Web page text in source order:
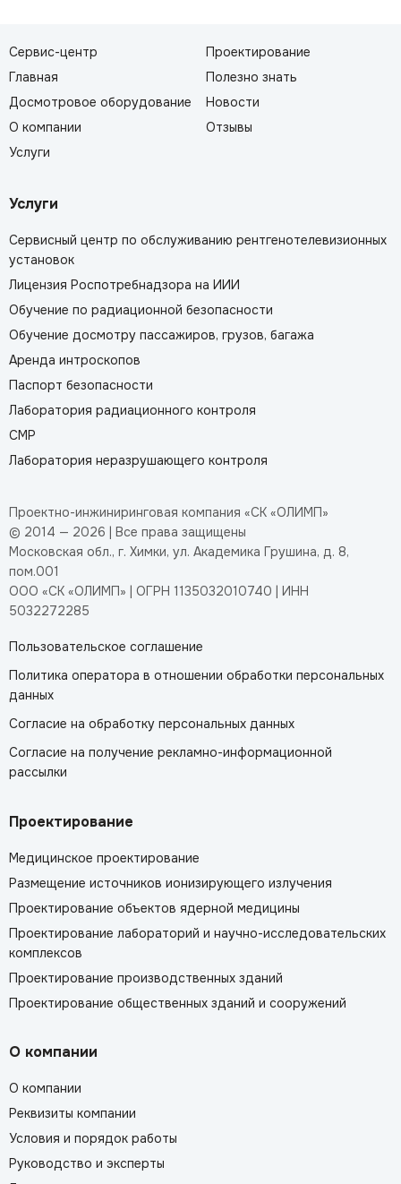
Сервис-центр
Главная
Досмотровое оборудование
О компании
Услуги
Проектирование
Полезно знать
Новости
Отзывы
Услуги
Сервисный центр по обслуживанию рентгенотелевизионных
установок
Лицензия Роспотребнадзора на ИИИ
Обучение по радиационной безопасности
Обучение досмотру пассажиров, грузов, багажа
Аренда интроскопов
Паспорт безопасности
Лаборатория радиационного контроля
СМР
Лаборатория неразрушающего контроля
Проектно-инжиниринговая компания «СК «ОЛИМП»
© 2014 — 2026 | Все права защищены
Московская обл., г. Химки, ул. Академика Грушина, д. 8,
пом.001
ООО «СК «ОЛИМП» | ОГРН 1135032010740 | ИНН
5032272285
Пользовательское соглашение
Политика оператора в отношении обработки персональных
данных
Согласие на обработку персональных данных
Согласие на получение рекламно-информационной
рассылки
Проектирование
Медицинское проектирование
Размещение источников ионизирующего излучения
Проектирование объектов ядерной медицины
Проектирование лабораторий и научно-исследовательских
комплексов
Проектирование производственных зданий
Проектирование общественных зданий и сооружений
О компании
О компании
Реквизиты компании
Условия и порядок работы
Руководство и эксперты